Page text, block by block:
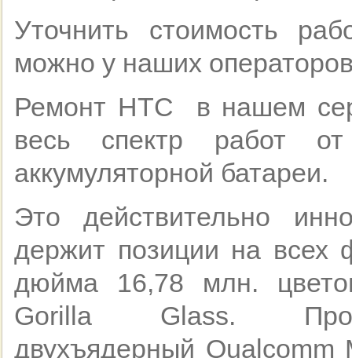
Уточнить стоимость
можно у наших
Ремонт HTC в нашем
весь спектр работ
аккумуляторной батареи.
Это действительно
держит позиции на
дюйма 16,78 млн.
Gorilla Glass.
двухъядерный